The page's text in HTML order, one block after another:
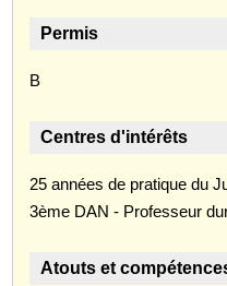
Permis
B
Centres d'intérêts
25 années de pratique du
3ème DAN - Professeur
Atouts et